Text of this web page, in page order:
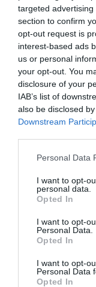
targeted
section to confirm
opt-out request is
interest-based ads
us or personal
your opt-out. You
disclosure of your
IAB’s list of
also be disclosed
Downstream
Personal Data
I want to opt-
personal data.
Opted In
I want to opt-
Personal Data.
Opted In
I want to opt-
Personal Data
Opted In
desmontar la
cristiano"
por Hispanidad
Artículos
DIARIO DE
Diario de la
Oír se
“Pedro
por Redacción
Artículos
Enormes
por Eulogio López